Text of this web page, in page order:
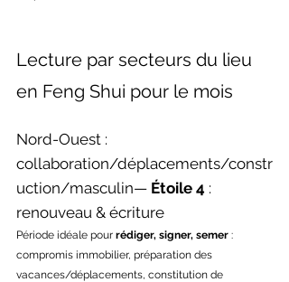
Lecture par secteurs du lieu
en Feng Shui pour le mois
Nord-Ouest :
collaboration/déplacements/constr
uction/masculin— Étoile 4 :
renouveau & écriture
Période idéale pour rédiger, signer, semer :
compromis immobilier, préparation des
vacances/déplacements, constitution de